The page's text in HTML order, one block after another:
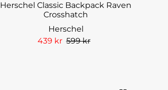
Herschel Classic Backpack Raven
Crosshatch
Herschel
439 kr 599 kr